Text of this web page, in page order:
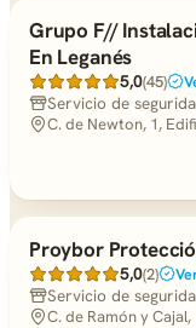
Grupo F//
En Leganés
5,0(45)
Servicio de
C. de Newton, 1,
Proybor
5,0(2)
Servicio de
C. de Ramón y